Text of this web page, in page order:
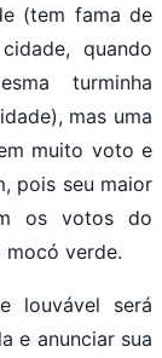
(tem fama de
quando
turminha
mas uma
muito voto e
pois seu maior
os votos do
verde.
louvável será
e anunciar sua